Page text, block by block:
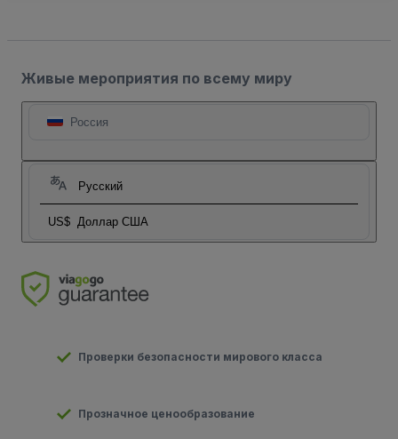
Живые мероприятия по всему миру
Россия
Русский
US$ Доллар США
Проверки безопасности мирового класса
Прозначное ценообразование